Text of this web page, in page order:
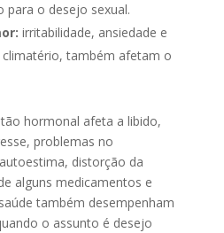
para o desejo sexual.
irritabilidade, ansiedade e
também afetam o
hormonal afeta a libido,
problemas no
distorção da
alguns medicamentos e
também desempenham
o assunto é desejo